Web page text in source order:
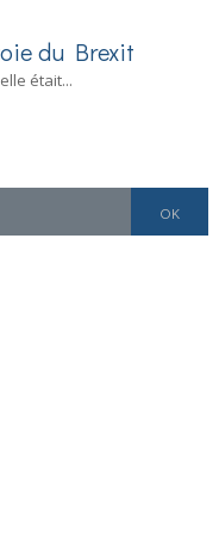
du Brexit
était...